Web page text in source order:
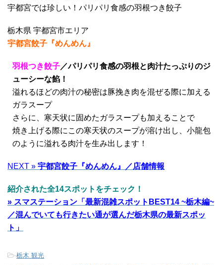
宇都宮では珍しい！パリパリ食感の羽根つき餃子
栃木県 宇都宮市エリア
宇都宮餃子『めんめん』
羽根つき餃子／パリパリ食感の羽根と肉汁たっぷりのジ
ューシーな餡！
溢れるほどの肉汁の秘密は豚挽き肉を混ぜる際に加える
ガラスープ
さらに、寒天状に固めたガラスープも加えることで
焼き上げる際にこの寒天状のスープが溶け出し、小龍包
のように溢れる肉汁を生み出します！
NEXT » 宇都宮餃子『めんめん』 ／店舗情報
紹介された全14スポットをチェック！
» スマステーション「最新混雑スポットBEST14 ~栃木編~
／混んでいても行きたい通が選んだ栃木県の最新スポッ
ト」
-栃木 観光